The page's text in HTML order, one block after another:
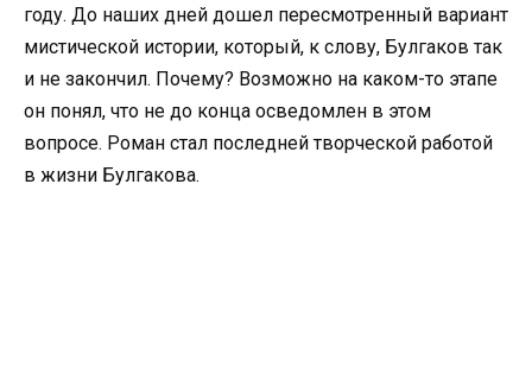
году. До наших дней дошел пересмотренный вариант
мистической истории, который, к слову, Булгаков так
и не закончил. Почему? Возможно на каком-то этапе
он понял, что не до конца осведомлен в этом
вопросе. Роман стал последней творческой работой
в жизни Булгакова.